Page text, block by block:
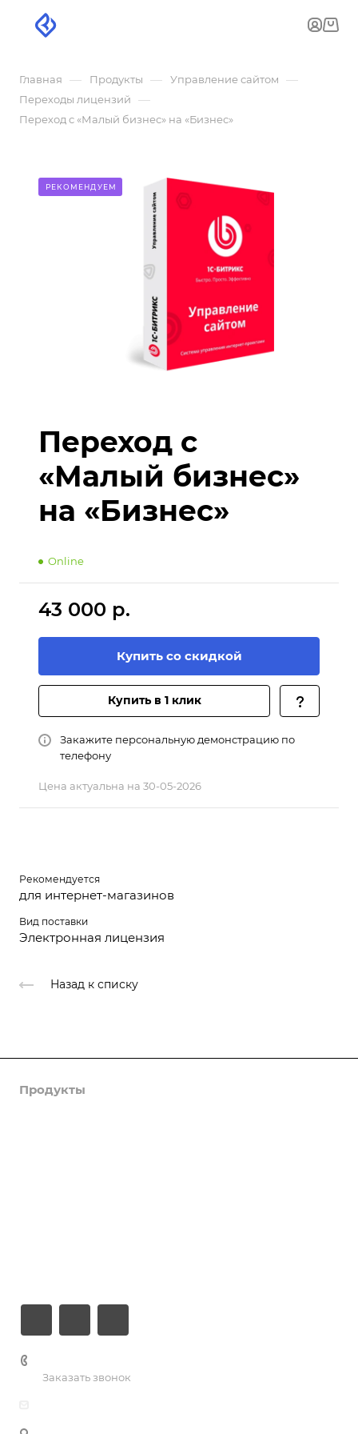
Главная — Продукты — Управление сайтом —
Переходы лицензий —
Переход с «Малый бизнес» на «Бизнес»
РЕКОМЕНДУЕМ
Переход с
«Малый бизнес»
на «Бизнес»
Online
43 000 р.
Купить со скидкой
Купить в 1 клик
Закажите персональную демонстрацию по
телефону
Цена актуальна на 30-05-2026
Рекомендуется
для интернет-магазинов
Вид поставки
Электронная лицензия
Назад к списку
Продукты
Заказать звонок